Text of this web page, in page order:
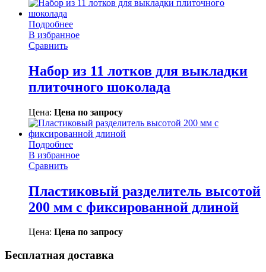
Подробнее
В избранное
Сравнить
Набор из 11 лотков для выкладки
плиточного шоколада
Цена: Цена по запросу
Подробнее
В избранное
Сравнить
Пластиковый разделитель высотой
200 мм с фиксированной длиной
Цена: Цена по запросу
Бесплатная доставка